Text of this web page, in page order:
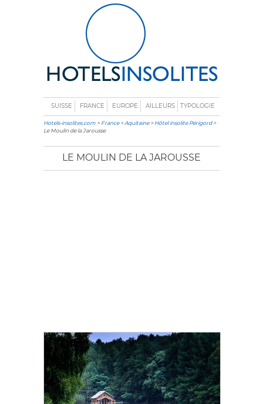
SUISSE FRANCE EUROPE AILLEURS TYPOLOGIE
Hotels-insolites.com >France>Aquitaine>Hôtel insolite Périgord>
Le Moulin de la Jarousse
LE MOULIN DE LA JAROUSSE